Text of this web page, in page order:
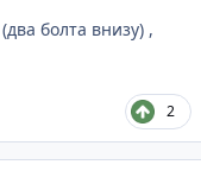
болта внизу) ,
2